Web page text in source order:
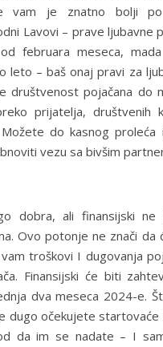
vam je znatno bolji po
Lavovi – prave ljubavne
februara meseca,
leto – baš onaj pravi za
društvenost pojačana do
prijatelja, društvenih
do kasnog
vezu sa bivšim
dobra, ali finansijski ne
Ovo potonje ne znači da
troškovi I dugovanja
Finansijski će biti
dva meseca 2024-e.
dugo očekujete startovaće
da im se nadate – I